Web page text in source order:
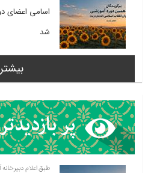
اسامی اعضای
شد
بیشتر
طبق اعلام دبیرخانه